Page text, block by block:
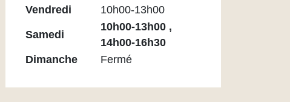
Vendredi
10h00-13h00
Samedi
10h00-13h00 ,
14h00-16h30
Dimanche
Fermé